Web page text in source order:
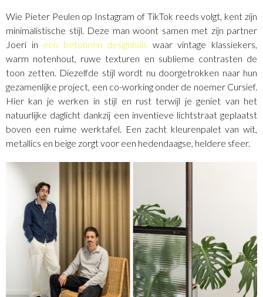
Wie Pieter Peulen op Instagram of TikTok reeds volgt, kent zijn
minimalistische stijl. Deze man woont samen met zijn partner
Joeri in een betonnen designhuis waar vintage klassiekers,
warm notenhout, ruwe texturen en sublieme contrasten de
toon zetten. Diezelfde stijl wordt nu doorgetrokken naar hun
gezamenlijke project, een co-working onder de noemer Cursief.
Hier kan je werken in stijl en rust terwijl je geniet van het
natuurlijke daglicht dankzij een inventieve lichtstraat geplaatst
boven een ruime werktafel. Een zacht kleurenpalet van wit,
metallics en beige zorgt voor een hedendaagse, heldere sfeer.